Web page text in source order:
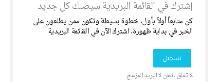
‎كن متابعاً أولاً بأول، خطوة بسيطة وتكون ممن يطلعون على
الخبر في بداية ظهورة، اشترك الآن في القائمة البريدية